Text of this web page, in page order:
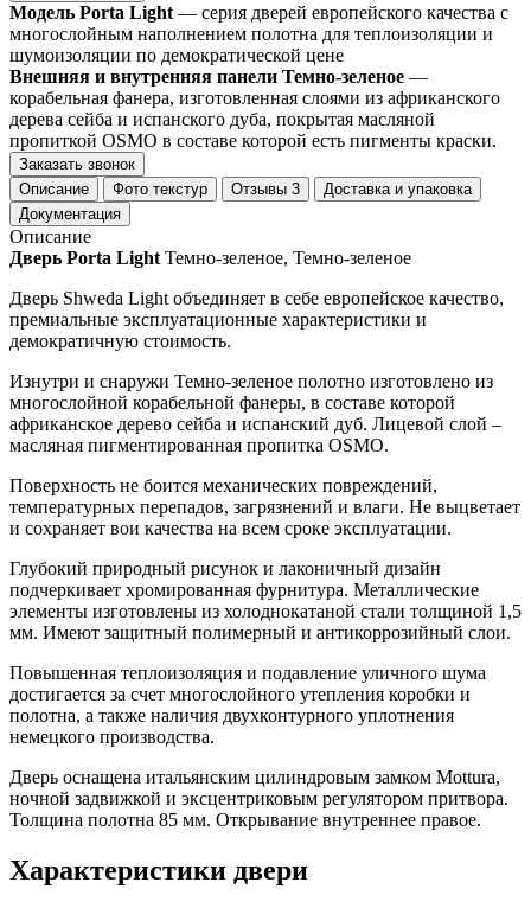
Модель Porta Light — серия дверей европейского качества с
многослойным наполнением полотна для теплоизоляции и
шумоизоляции по демократической цене
Внешняя и внутренняя панели Темно-зеленое —
корабельная фанера, изготовленная слоями из африканского
дерева сейба и испанского дуба, покрытая масляной
пропиткой OSMO в составе которой есть пигменты краски.
Заказать звонок
Описание
Фото текстур Отзывы 3
Доставка и упаковка
Документация
Описание
Дверь Porta Light Темно-зеленое, Темно-зеленое
Дверь Shweda Light объединяет в себе европейское качество,
премиальные эксплуатационные характеристики и
демократичную стоимость.
Изнутри и снаружи Темно-зеленое полотно изготовлено из
многослойной корабельной фанеры, в составе которой
африканское дерево сейба и испанский дуб. Лицевой слой –
масляная пигментированная пропитка OSMO.
Поверхность не боится механических повреждений,
температурных перепадов, загрязнений и влаги. Не выцветает
и сохраняет вои качества на всем сроке эксплуатации.
Глубокий природный рисунок и лаконичный дизайн
подчеркивает хромированная фурнитура. Металлические
элементы изготовлены из холоднокатаной стали толщиной 1,5
мм. Имеют защитный полимерный и антикоррозийный слои.
Повышенная теплоизоляция и подавление уличного шума
достигается за счет многослойного утепления коробки и
полотна, а также наличия двухконтурного уплотнения
немецкого производства.
Дверь оснащена итальянским цилиндровым замком Mottura,
ночной задвижкой и эксцентриковым регулятором притвора.
Толщина полотна 85 мм. Открывание внутреннее правое.
Характеристики двери